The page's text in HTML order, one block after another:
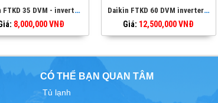
Daikin FTKD 35 DVM - inverter - tiết kiệm điện - 1 ngựa rưỡi
8,000,000VNĐ
Daikin FTKD 60 DVM inverter tiết kiệm điện - 2 ngựa rưỡi
Giá: 12,500,000VNĐ
CÓ THỂ BẠN QUAN TÂM
Tủ lạnh